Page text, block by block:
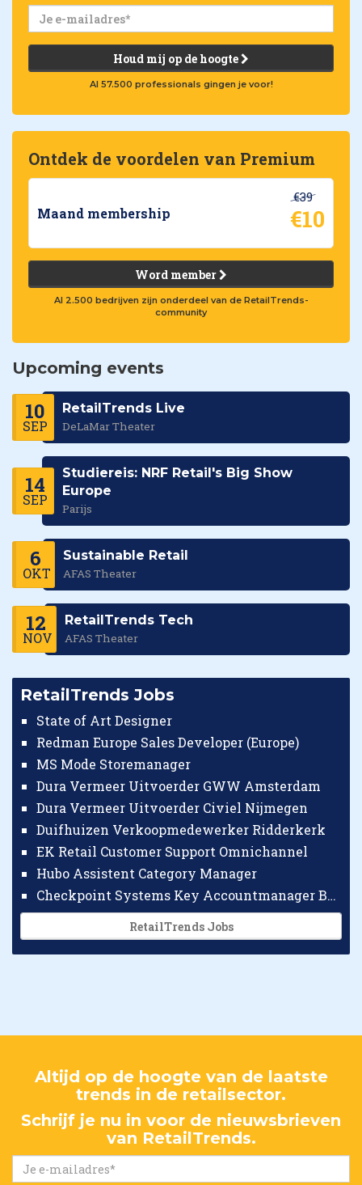
Houd mij op de hoogte
Al 57.500 professionals gingen je voor!
Ontdek de voordelen van Premium
Maand membership
€39
€10
Word member
Al 2.500 bedrijven zijn onderdeel van de RetailTrends-
community
Upcoming events
10
SEP
RetailTrends Live
DeLaMar Theater
14
SEP
Studiereis: NRF Retail's Big Show
Europe
Parijs
6
OKT
Sustainable Retail
AFAS Theater
12
NOV
RetailTrends Tech
AFAS Theater
RetailTrends Jobs
State of Art Designer
Redman Europe Sales Developer (Europe)
MS Mode Storemanager
Dura Vermeer Uitvoerder GWW Amsterdam
Dura Vermeer Uitvoerder Civiel Nijmegen
Duifhuizen Verkoopmedewerker Ridderkerk
EK Retail Customer Support Omnichannel
Hubo Assistent Category Manager
Checkpoint Systems Key Accountmanager Benelux
RetailTrends Jobs
Altijd op de hoogte van de laatste
trends in de retailsector.
Schrijf je nu in voor de nieuwsbrieven
van RetailTrends.